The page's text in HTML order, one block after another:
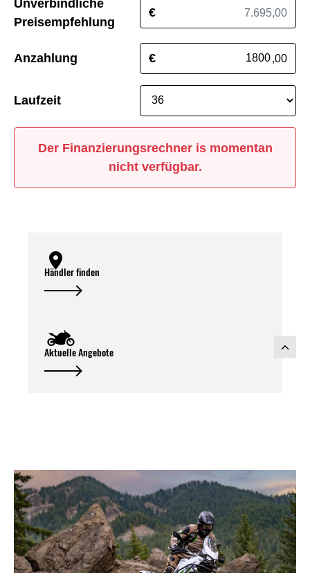
Unverbindliche
Preisempfehlung
€
Anzahlung € ,00
Laufzeit
Der Finanzierungsrechner is momentan
nicht verfügbar.
Händler finden
Aktuelle Angebote